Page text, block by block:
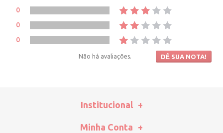
0
0
0
Não há avaliações. DÊ SUA NOTA!
Institucional
Minha Conta